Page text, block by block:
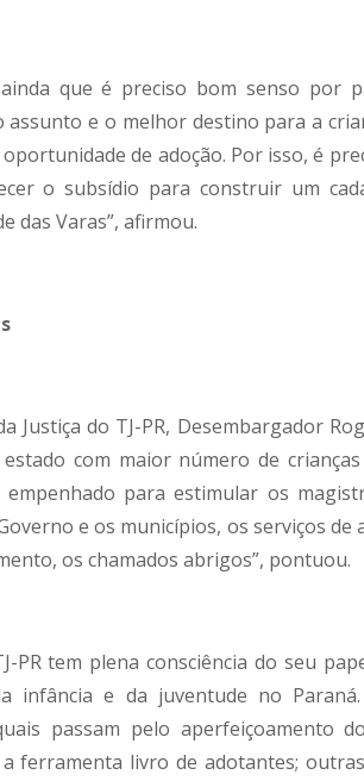
que é preciso bom senso por
e o melhor destino para a
de adoção. Por isso, é
o subsídio para construir um
das Varas”, afirmou.
Justiça do TJ-PR, Desembargador
com maior número de
para estimular os
e os municípios, os serviços
os chamados abrigos”, pontuou.
PR tem plena consciência do seu
infância e da juventude no
passam pelo aperfeiçoamento
ferramenta livro de adotantes;